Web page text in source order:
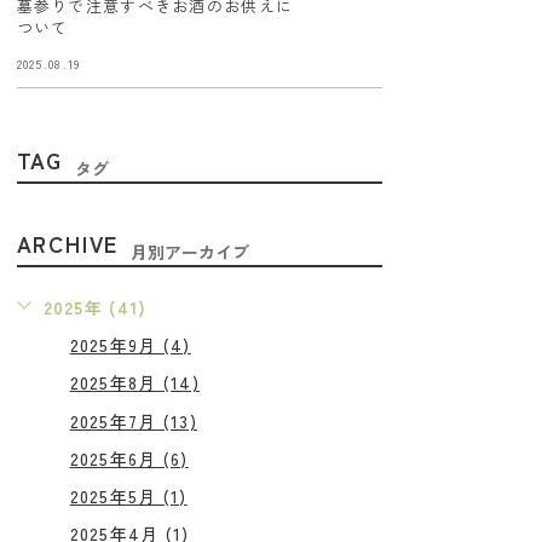
墓参りで注意すべきお酒のお供えに
ついて
2025.08.19
TAG タグ
ARCHIVE 月別アーカイブ
2025年 (41)
2025年9月 (4)
2025年8月 (14)
2025年7月 (13)
2025年6月 (6)
2025年5月 (1)
2025年4月 (1)